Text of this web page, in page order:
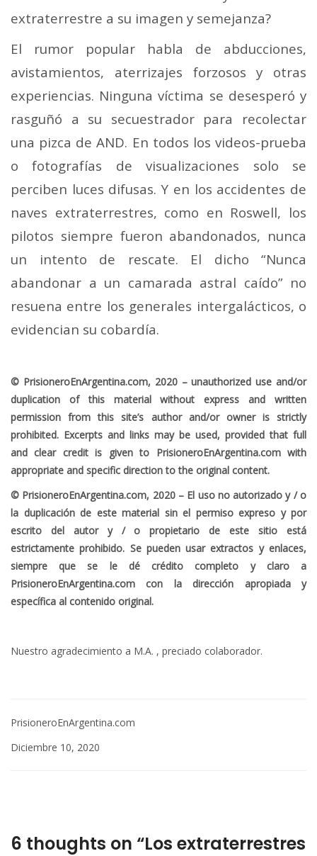
extraterrestre a su imagen y semejanza?
El rumor popular habla de abducciones,
avistamientos, aterrizajes forzosos y otras
experiencias. Ninguna víctima se desesperó y
rasguñó a su secuestrador para recolectar
una pizca de AND. En todos los videos-prueba
o fotografías de visualizaciones solo se
perciben luces difusas. Y en los accidentes de
naves extraterrestres, como en Roswell, los
pilotos siempre fueron abandonados, nunca
un intento de rescate. El dicho “Nunca
abandonar a un camarada astral caído” no
resuena entre los generales intergalácticos, o
evidencian su cobardía.
© PrisioneroEnArgentina.com, 2020 – unauthorized use and/or
duplication of this material without express and written
permission from this site’s author and/or owner is strictly
prohibited. Excerpts and links may be used, provided that full
and clear credit is given to PrisioneroEnArgentina.com with
appropriate and specific direction to the original content.
© PrisioneroEnArgentina.com, 2020 – El uso no autorizado y / o
la duplicación de este material sin el permiso expreso y por
escrito del autor y / o propietario de este sitio está
estrictamente prohibido. Se pueden usar extractos y enlaces,
siempre que se le dé crédito completo y claro a
PrisioneroEnArgentina.com con la dirección apropiada y
específica al contenido original.
Nuestro agradecimiento a M.A. , preciado colaborador.
PrisioneroEnArgentina.com
Diciembre 10, 2020
6 thoughts on “Los extraterrestres